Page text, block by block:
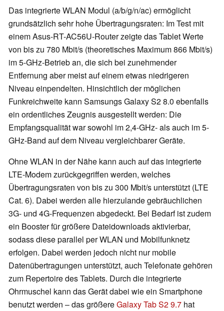
Das integrierte WLAN Modul (a/b/g/n/ac) ermöglicht
grundsätzlich sehr hohe Übertragungsraten: Im Test mit
einem Asus-RT-AC56U-Router zeigte das Tablet Werte
von bis zu 780 Mbit/s (theoretisches Maximum 866 Mbit/s)
im 5-GHz-Betrieb an, die sich bei zunehmender
Entfernung aber meist auf einem etwas niedrigeren
Niveau einpendelten. Hinsichtlich der möglichen
Funkreichweite kann Samsungs Galaxy S2 8.0 ebenfalls
ein ordentliches Zeugnis ausgestellt werden: Die
Empfangsqualität war sowohl im 2,4-GHz- als auch im 5-
GHz-Band auf dem Niveau vergleichbarer Geräte.
Ohne WLAN in der Nähe kann auch auf das integrierte
LTE-Modem zurückgegriffen werden, welches
Übertragungsraten von bis zu 300 Mbit/s unterstützt (LTE
Cat. 6). Dabei werden alle hierzulande gebräuchlichen
3G- und 4G-Frequenzen abgedeckt. Bei Bedarf ist zudem
ein Booster für größere Dateidownloads aktivierbar,
sodass diese parallel per WLAN und Mobilfunknetz
erfolgen. Dabei werden jedoch nicht nur mobile
Datenübertragungen unterstützt, auch Telefonate gehören
zum Repertoire des Tablets. Durch die integrierte
Ohrmuschel kann das Gerät dabei wie ein Smartphone
benutzt werden – das größereGalaxy Tab S2 9.7 hat